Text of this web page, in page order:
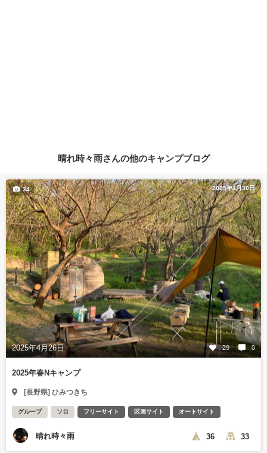
晴れ時々雨さんの他のキャンプブログ
2025年4月30日
2025年4月26日 29 0
34
2025年春Nキャンプ
[長野県] ひみつきち
グループ ソロ フリーサイト 区画サイト オートサイト
晴れ時々雨 36 33